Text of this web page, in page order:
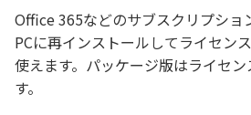
Office 365などのサブスクリプショ
PCに再インストールしてライセン
使えます。パッケージ版はライセ
す。